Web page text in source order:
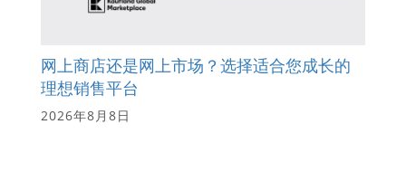
网上商店还是网上市场？选择适合您成长的
理想销售平台
2026年8月8日